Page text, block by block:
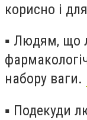
корисно і
▪️ Людям, що
набору ваги.
▪️ Подекуди